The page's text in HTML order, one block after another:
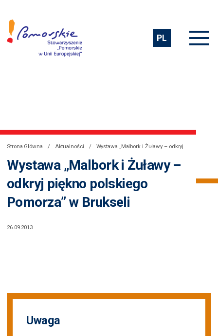
PL
Strona Główna Aktualności Wystawa „Malbork i Żuławy – odkryj piękno polskiego Pomorza” w Brukseli
Wystawa „Malbork i Żuławy –
odkryj piękno polskiego
Pomorza” w Brukseli
26.09.2013
Uwaga